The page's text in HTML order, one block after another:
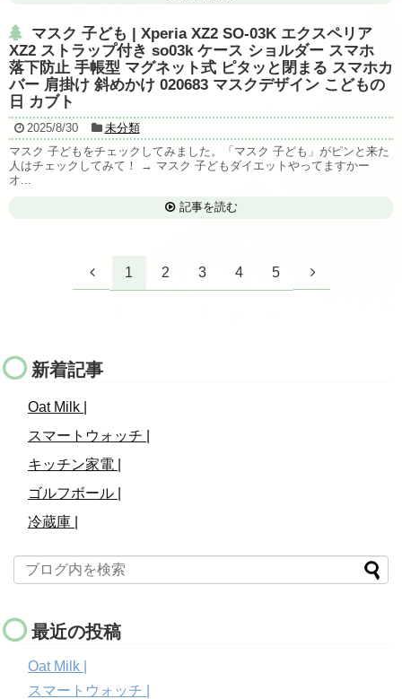
マスク 子ども | Xperia XZ2 SO-03K エクスペリア
XZ2 ストラップ付き so03k ケース ショルダー スマホ
落下防止 手帳型 マグネット式 ピタッと閉まる スマホカ
バー 肩掛け 斜めかけ 020683 マスクデザイン こどもの
日 カブト
2025/8/30
未分類
マスク 子どもをチェックしてみました。「マスク 子ども」がピンと来た
人はチェックしてみて！ → マスク 子どもダイエットやってますかー
オ...
記事を読む
1 2 3 4 5
新着記事
Oat Milk |
スマートウォッチ |
キッチン家電 |
ゴルフボール |
冷蔵庫 |
最近の投稿
Oat Milk |
スマートウォッチ |